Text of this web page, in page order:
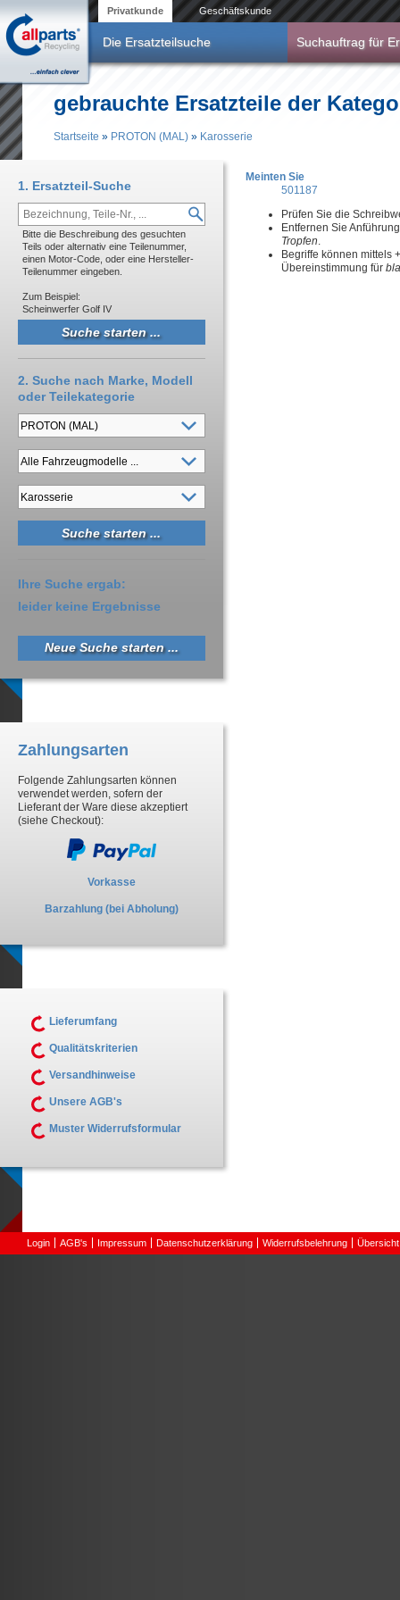
Privatkunde Geschäftskunde
Die Ersatzteilsuche Suchauftrag für
gebrauchte Ersatzteile der
Startseite » PROTON (MAL) » Karosserie
Meinten Sie
501187
Prüfen Sie die
Entfernen Sie
Tropfen.
Begriffe können mittels
Übereinstimmung für
1. Ersatzteil-Suche
Bitte die Beschreibung des gesuchten
Teils oder alternativ eine Teilenummer,
einen Motor-Code, oder eine Hersteller-
Teilenummer eingeben.
Zum Beispiel:
Scheinwerfer Golf IV
2. Suche nach Marke, Modell
oder Teilekategorie
Ihre Suche ergab:
leider keine Ergebnisse
Neue Suche starten ...
Zahlungsarten
Folgende Zahlungsarten können
verwendet werden, sofern der
Lieferant der Ware diese akzeptiert
(siehe Checkout):
Vorkasse
Barzahlung (bei Abholung)
Lieferumfang
Qualitätskriterien
Versandhinweise
Unsere AGB's
Muster Widerrufsformular
Login AGB's Impressum Datenschutzerklärung Widerrufsbelehrung